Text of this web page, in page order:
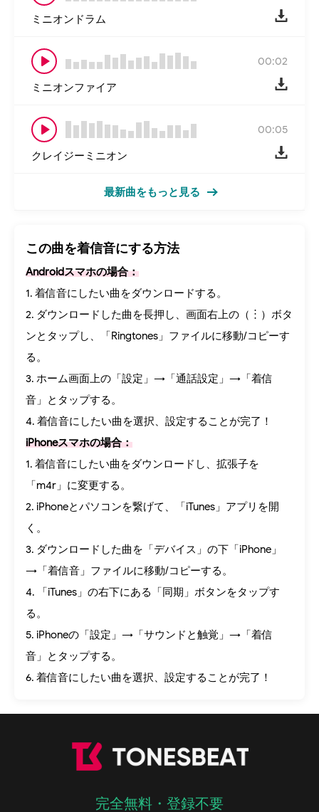
ミニオンドラム
00:02
ミニオンファイア
00:05
クレイジーミニオン
最新曲をもっと見る
この曲を着信音にする方法
Androidスマホの場合：
1. 着信音にしたい曲をダウンロードする。
2. ダウンロードした曲を長押し、画面右上の（︙）ボタ
ンとタップし、「Ringtones」ファイルに移動/コピーす
る。
3. ホーム画面上の「設定」→「通話設定」→「着信
音」とタップする。
4. 着信音にしたい曲を選択、設定することが完了！
iPhoneスマホの場合：
1. 着信音にしたい曲をダウンロードし、拡張子を
「m4r」に変更する。
2. iPhoneとパソコンを繋げて、「iTunes」アプリを開
く。
3. ダウンロードした曲を「デバイス」の下「iPhone」
→「着信音」ファイルに移動/コピーする。
4. 「iTunes」の右下にある「同期」ボタンをタップす
る。
5. iPhoneの「設定」→「サウンドと触覚」→「着信
音」とタップする。
6. 着信音にしたい曲を選択、設定することが完了！
完全無料・登録不要